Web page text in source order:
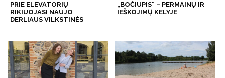
PRIE ELEVATORIŲ
RIKIUOJASI NAUJO
DERLIAUS VILKSTINĖS
„BOČIUPIS“ – PERMAINŲ IR
IEŠKOJIMŲ KELYJE